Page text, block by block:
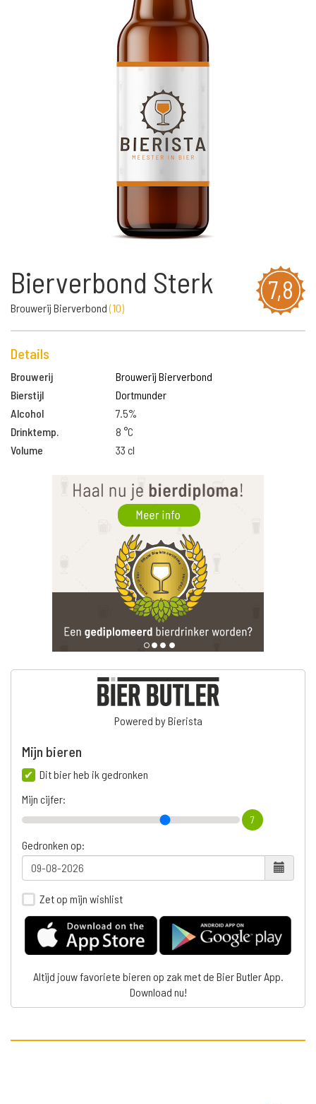
7,8
Bierverbond Sterk
Brouwerij Bierverbond(10)
Details
Brouwerij
Brouwerij Bierverbond
Bierstijl
Dortmunder
Alcohol
7.5%
Drinktemp.
8 °C
Volume
33 cl
Powered by Bierista
Mijn bieren
Dit bier heb ik gedronken
Mijn cijfer:
7
Gedronken op:
Zet op mijn wishlist
Altijd jouw favoriete bieren op zak met de Bier Butler App.
Download nu!